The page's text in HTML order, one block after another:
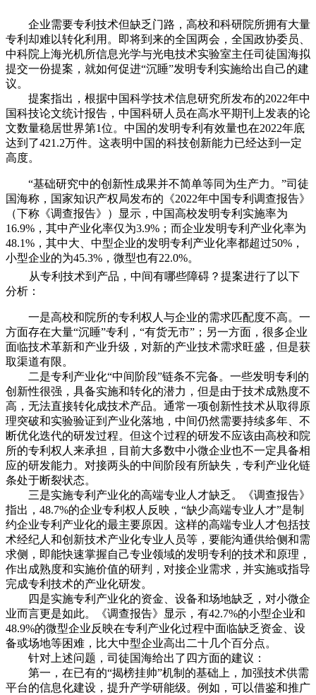
企业需要专利技术但缺乏门路，高校和科研院所拥有大量
专利却难以转化利用。即将到来的全国两会，全国政协委员、
中科院上海光机所信息光学与光电技术实验室主任司徒国海拟
提交一份提案，就如何促进“沉睡”发明专利实施给出自己的建
议。
提案指出，根据中国科学技术信息研究所发布的2022年中
国科技论文统计报告，中国科研人员在高水平期刊上发表的论
文数量稳居世界第1位。中国的发明专利有效量也在2022年底
达到了421.2万件。这表明中国的科技创新能力已经达到一定
高度。
“基础研究中的创新性成果并不简单等同为生产力。”司徒
国海称，国家知识产权局发布的《2022年中国专利调查报告》
（下称《调查报告》）显示，中国高校发明专利实施率为
16.9%，其中产业化率仅为3.9%；而企业发明专利产业化率为
48.1%，其中大、中型企业的发明专利产业化率都超过50%，
小型企业的为45.3%，微型也有22.0%。
从专利技术到产品，中间有哪些障碍？提案进行了以下
分析：
一是高校和院所的专利权人与企业的需求匹配度不高。一
方面存在大量“沉睡”专利，“有货无市”；另一方面，很多企业
面临技术革新和产业升级，对新的产业技术需求旺盛，但是获
取渠道有限。
二是专利产业化“中间阶段”链条不完备。一些发明专利的
创新性很强，具备实施和转化的潜力，但是由于技术成熟度不
高，无法直接转化成技术产品。通常一项创新性技术从取得原
理突破和实验验证到产业化落地，中间仍然需要持续多年、不
断优化迭代的研发过程。但这个过程的研发不应该由高校和院
所的专利权人来承担，目前大多数中小微企业也不一定具备相
应的研发能力。对接两头的中间阶段有所缺失，专利产业化链
条处于断裂状态。
三是实施专利产业化的高端专业人才缺乏。《调查报告》
指出，48.7%的企业专利权人反映，“缺少高端专业人才”是制
约企业专利产业化的最主要原因。这样的高端专业人才包括技
术经纪人和创新技术产业化专业人员等，要能沟通供给侧和需
求侧，即能快速掌握自己专业领域的发明专利的技术和原理，
作出成熟度和实施价值的研判，对接企业需求，并实施或指导
完成专利技术的产业化研发。
四是实施专利产业化的资金、设备和场地缺乏，对小微企
业而言更是如此。《调查报告》显示，有42.7%的小型企业和
48.9%的微型企业反映在专利产业化过程中面临缺乏资金、设
备或场地等困难，比大中型企业高出二十几个百分点。
针对上述问题，司徒国海给出了四方面的建议：
第一，在已有的“揭榜挂帅”机制的基础上，加强技术供需
平台的信息化建设，提升产学研能级。例如，可以借鉴和推广